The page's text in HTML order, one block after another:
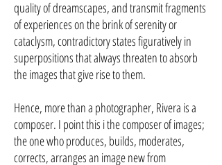
quality of dreamscapes, and transmit fragments
of experiences on the brink of serenity or
cataclysm, contradictory states figuratively in
superpositions that always threaten to absorb
the images that give rise to them.
Hence, more than a photographer, Rivera is a
composer. I point this i the composer of images;
the one who produces, builds, moderates,
corrects, arranges an image new from